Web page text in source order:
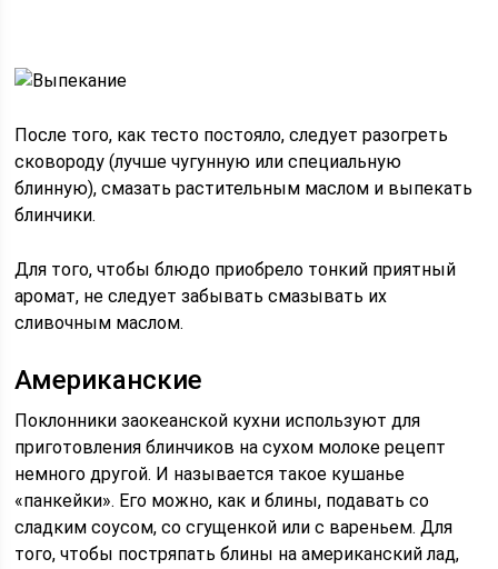
После того, как тесто постояло, следует разогреть
сковороду (лучше чугунную или специальную
блинную), смазать растительным маслом и выпекать
блинчики.
Для того, чтобы блюдо приобрело тонкий приятный
аромат, не следует забывать смазывать их
сливочным маслом.
Американские
Поклонники заокеанской кухни используют для
приготовления блинчиков на сухом молоке рецепт
немного другой. И называется такое кушанье
«панкейки». Его можно, как и блины, подавать со
сладким соусом, со сгущенкой или с вареньем. Для
того, чтобы постряпать блины на американский лад,